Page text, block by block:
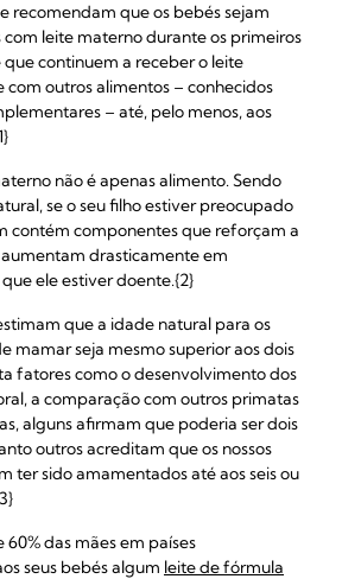
recomendam que os bebés sejam
leite materno durante os primeiros
que continuem a receber o leite
outros alimentos – conhecidos
– até, pelo menos, aos
não é apenas alimento. Sendo
se o seu filho estiver preocupado
contém componentes que reforçam a
drasticamente em
ele estiver doente.{2}
que a idade natural para os
mamar seja mesmo superior aos dois
fatores como o desenvolvimento dos
a comparação com outros primatas
alguns afirmam que poderia ser dois
outros acreditam que os nossos
ter sido amamentados até aos seis ou
60% das mães em países
seus bebés algum leite de fórmula